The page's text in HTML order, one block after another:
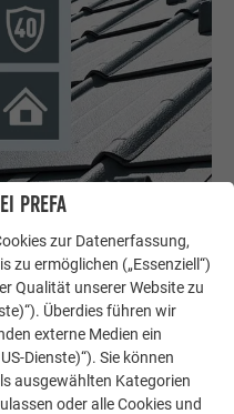
leicht und flexibel zu
Werkstoff für Bauherren
PREFA
zur Datenerfassung,
zu ermöglichen („Essenziell“)
Qualität unserer Website zu
Überdies führen wir
externe Medien ein
Dienste)“). Sie können
ausgewählten Kategorien
oder alle Cookies und